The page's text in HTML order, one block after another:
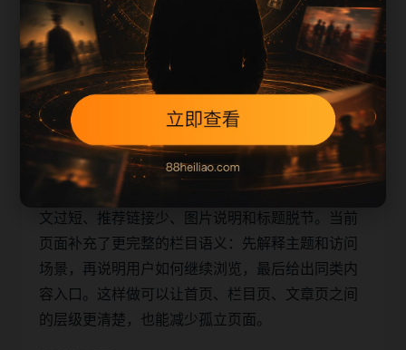
采用少量、持续、错峰的方式，不同站点使用不同
标题角度，降低站群内容高度重复的风险。
本页不是单独堆叠关键词，而是把主题摘要、阅读
顺序、相关问题和继续浏览入口放在同一页面，帮
助移动端用户减少反复搜索，也让栏目页、内容页
和 sitemap 之间形成稳定的抓取路径。
从 SEO 角度看，旧站内容页最容易出现的问题是正
文过短、推荐链接少、图片说明和标题脱节。当前
页面补充了更完整的栏目语义：先解释主题和访问
场景，再说明用户如何继续浏览，最后给出同类内
容入口。这样做可以让首页、栏目页、文章页之间
的层级更清楚，也能减少孤立页面。